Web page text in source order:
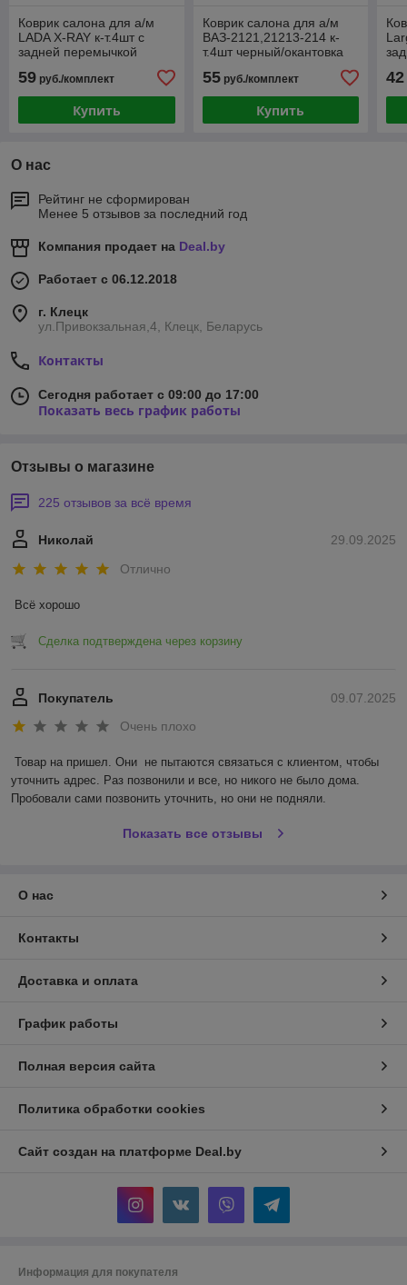
Коврик салона для а/м
LADA X-RAY к-т.4шт с
задней перемычкой
59 руб./комплект
Купить
Коврик салона для а/м
ВАЗ-2121,21213-214 к-
т.4шт черный/окантовка
55руб./комплект
Купить
42
О нас
Рейтинг не сформирован
Менее 5 отзывов за последний год
Компания продает на Deal.by
Работает с 06.12.2018
г. Клецк
ул.Привокзальная,4, Клецк, Беларусь
Контакты
Сегодня работает с 09:00 до 17:00
Показать весь график работы
Отзывы о магазине
225 отзывов за всё время
29.09.2025
Николай
Отлично
Всё хорошо
Сделка подтверждена через корзину
09.07.2025
Покупатель
Очень плохо
Товар на пришел. Они  не пытаются связаться с клиентом, чтобы
уточнить адрес. Раз позвонили и все, но никого не было дома.
Пробовали сами позвонить уточнить, но они не подняли.
Показать все отзывы
О нас
Контакты
Доставка и оплата
График работы
Полная версия сайта
Политика обработки cookies
Сайт создан на платформе Deal.by
Информация для покупателя